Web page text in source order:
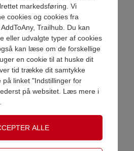
antal
55,00
68,75
gravering
NU LAGT I KURV
Gå til betaling
markedsføring. Vi
cookies og cookies fra
Trailhub. Du kan
eller udvalgte typer af cookies
kan læse om de forskellige
en cookie til at huske dit
tid trække dit samtykke
på linket "Indstillinger for
på websitet. Læs mere i